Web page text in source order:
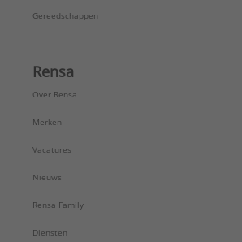
Gereedschappen
Rensa
Over Rensa
Merken
Vacatures
Nieuws
Rensa Family
Diensten